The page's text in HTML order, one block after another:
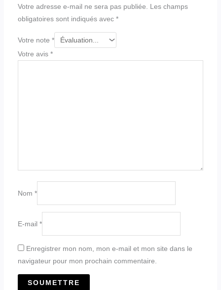
Votre adresse e-mail ne sera pas publiée. Les champs
obligatoires sont indiqués avec *
Votre note *
Votre avis *
Nom *
E-mail *
Enregistrer mon nom, mon e-mail et mon site dans le
navigateur pour mon prochain commentaire.